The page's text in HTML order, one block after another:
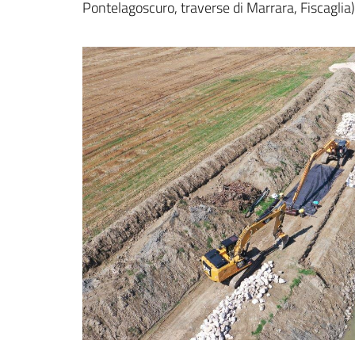
Pontelagoscuro, traverse di Marrara,